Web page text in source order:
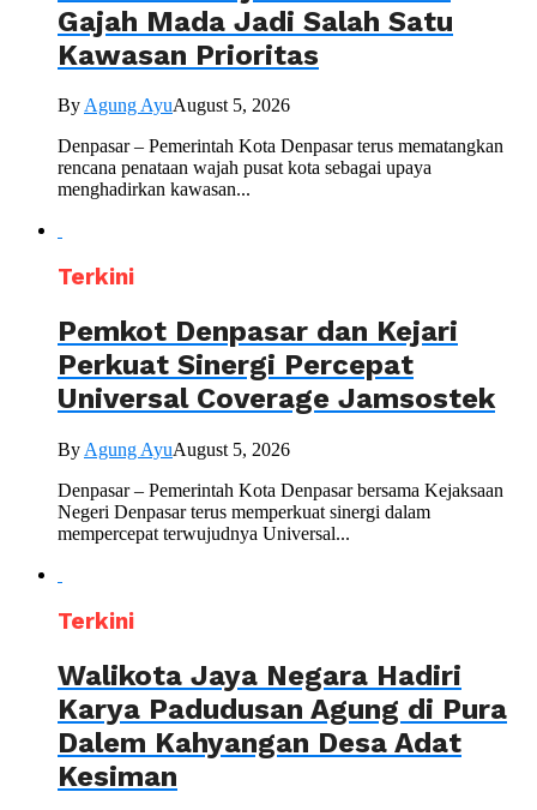
Gajah Mada Jadi Salah Satu
Kawasan Prioritas
ByAgung AyuAugust 5, 2026
Denpasar – Pemerintah Kota Denpasar terus mematangkan
rencana penataan wajah pusat kota sebagai upaya
menghadirkan kawasan...
Terkini
Pemkot Denpasar dan Kejari
Perkuat Sinergi Percepat
Universal Coverage Jamsostek
By Agung AyuAugust 5, 2026
Denpasar – Pemerintah Kota Denpasar bersama Kejaksaan
Negeri Denpasar terus memperkuat sinergi dalam
mempercepat terwujudnya Universal...
Terkini
Walikota Jaya Negara Hadiri
Karya Padudusan Agung di Pura
Dalem Kahyangan Desa Adat
Kesiman